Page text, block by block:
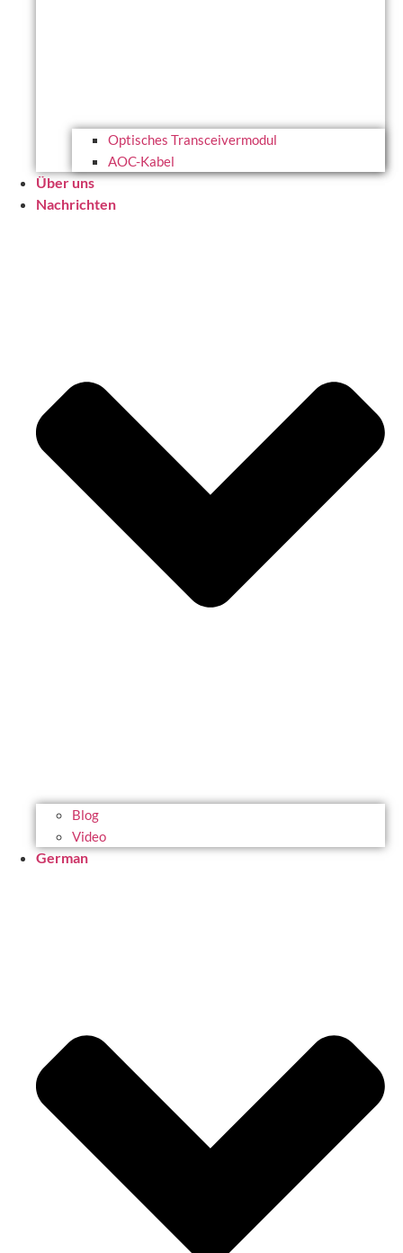
Optisches Transceivermodul
AOC-Kabel
Über uns
Nachrichten
Blog
Video
German